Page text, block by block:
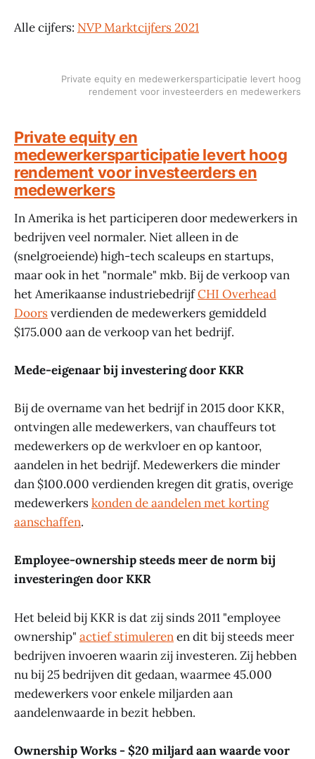
Alle cijfers: NVP Marktcijfers 2021
Private equity en medewerkersparticipatie levert hoog
rendement voor investeerders en medewerkers
Private equity en
medewerkersparticipatie levert hoog
rendement voor investeerders en
medewerkers
In Amerika is het participeren door medewerkers in
bedrijven veel normaler. Niet alleen in de
(snelgroeiende) high-tech scaleups en startups,
maar ook in het "normale" mkb. Bij de verkoop van
het Amerikaanse industriebedrijfCHI Overhead
Doorsverdienden de medewerkers gemiddeld
$175.000 aan de verkoop van het bedrijf.
Mede-eigenaar bij investering door KKR
Bij de overname van het bedrijf in 2015 door KKR,
ontvingen alle medewerkers, van chauffeurs tot
medewerkers op de werkvloer en op kantoor,
aandelen in het bedrijf. Medewerkers die minder
dan $100.000 verdienden kregen dit gratis, overige
medewerkerskonden de aandelen met korting
aanschaffen.
Employee-ownership steeds meer de norm bij
investeringen door KKR
Het beleid bij KKR is dat zij sinds 2011 "employee
ownership" actief stimulerenen dit bij steeds meer
bedrijven invoeren waarin zij investeren. Zij hebben
nu bij 25 bedrijven dit gedaan, waarmee 45.000
medewerkers voor enkele miljarden aan
aandelenwaarde in bezit hebben.
Ownership Works - $20 miljard aan waarde voor